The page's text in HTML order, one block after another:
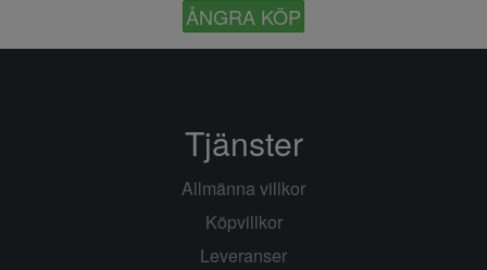
ÅNGRA KÖP
Tjänster
Allmänna villkor
Köpvillkor
Leveranser